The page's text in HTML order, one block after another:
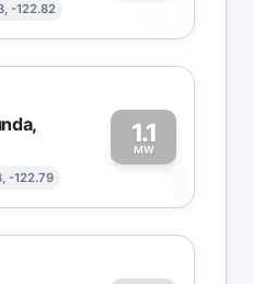
-122.82
-122.79
1.1
MW1